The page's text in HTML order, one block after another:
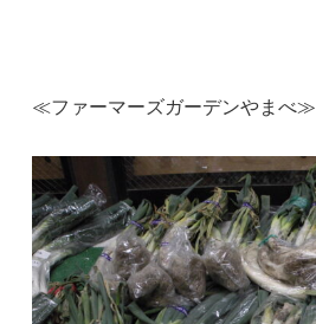
≪ファーマーズガーデンやまべ≫